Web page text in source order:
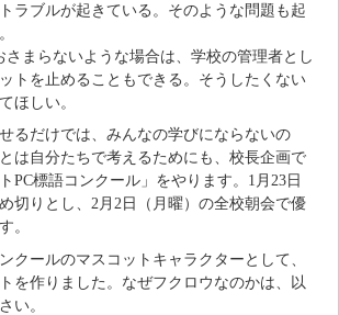
ラブルが起きている。そのような問題も起
さまらないような場合は、学校の管理者とし
トを止めることもできる。そうしたくない
ほしい。
るだけでは、みんなの学びにならないの
は自分たちで考えるためにも、校長企画で
PC標語コンクール」をやります。1月23日
切りとし、2月2日（月曜）の全校朝会で優
。
クールのマスコットキャラクターとして、
を作りました。なぜフクロウなのかは、以
い。